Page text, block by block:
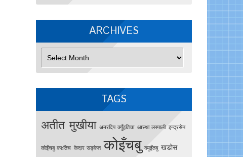
ARCHIVES
Archives
TAGS
अतीत मुखीया अमरदिप क्युँइतिचा आस्था लस्पाली इन्द्रसेन
काेइँचबु काःतिच केदार सङ्केत कोइँचबु क्युइँतबु खडोस